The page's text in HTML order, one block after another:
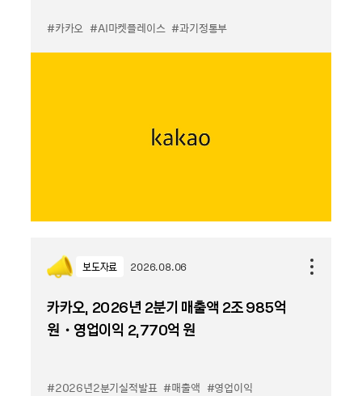
#카카오 #AI마켓플레이스 #과기정통부
보도자료 2026.08.06
카카오, 2026년 2분기 매출액 2조 985억
원・영업이익 2,770억 원
#2026년2분기실적발표 #매출액 #영업이익